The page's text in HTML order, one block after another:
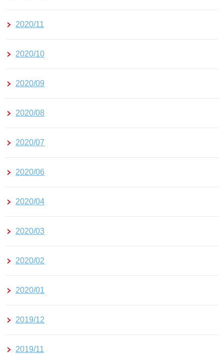
2020/11
2020/10
2020/09
2020/08
2020/07
2020/06
2020/04
2020/03
2020/02
2020/01
2019/12
2019/11